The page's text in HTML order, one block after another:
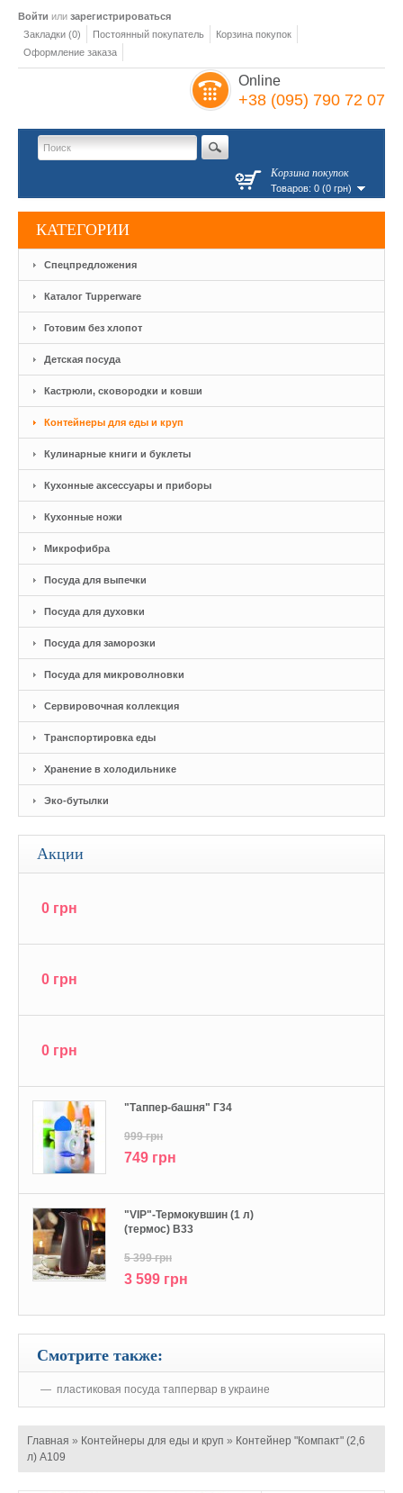
Войти или зарегистрироваться
Закладки (0)
Постоянный покупатель
Корзина покупок
Оформление заказа
Online
+38 (095) 790 72 07
Корзина покупок
Товаров: 0 (0 грн)
КАТЕГОРИИ
Спецпредложения
Каталог Tupperware
Готовим без хлопот
Детская посуда
Кастрюли, сковородки и ковши
Контейнеры для еды и круп
Кулинарные книги и буклеты
Кухонные аксессуары и приборы
Кухонные ножи
Микрофибра
Посуда для выпечки
Посуда для духовки
Посуда для заморозки
Посуда для микроволновки
Сервировочная коллекция
Транспортировка еды
Хранение в холодильнике
Эко-бутылки
Акции
0 грн
0 грн
0 грн
"Tаппер-башня" Г34
999 грн
749 грн
"VIP"-Термокувшин (1 л)
(термос) В33
5 399 грн
3 599 грн
Смотрите также:
пластиковая посуда таппервар в украине
Главная » Контейнеры для еды и круп » Контейнер "Компакт" (2,6
л) А109